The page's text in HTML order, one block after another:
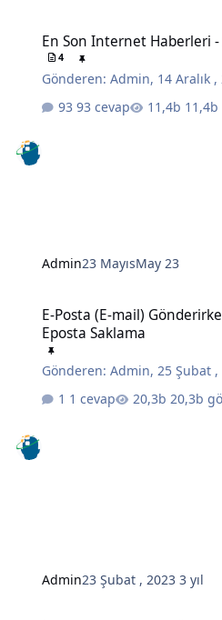
En Son Internet Haberleri
4
Gönderen:Admin, 14 Aralık ,
93 cevap
Admin23 MayısMay 23
E-Posta (E-mail)
Eposta Saklama
Gönderen:Admin, 25 Şubat ,
1 cevap
20,3b
Admin23 Şubat , 20233 yıl